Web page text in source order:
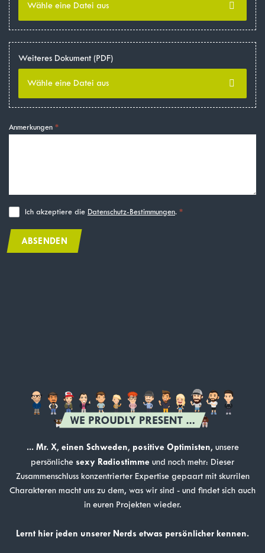
Wähle eine Datei aus
Weiteres Dokument (PDF)
Wähle eine Datei aus
Anmerkungen
Ich akzeptiere die Datenschutz-Bestimmungen.
ABSENDEN
... Mr. X, einen Schweden, positive Optimisten, unsere
persönliche sexy Radiostimme und noch mehr: Dieser
Zusammenschluss konzentrierter Expertise gepaart mit skurrilen
Charakteren macht uns zu dem, was wir sind - und findet sich auch
in euren Projekten wieder.
Lernt hier jeden unserer Nerds etwas persönlicher kennen.